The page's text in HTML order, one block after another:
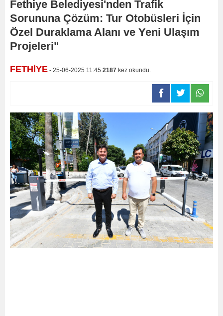
Fethiye Belediyesi'nden Trafik
Sorununa Çözüm: Tur Otobüsleri İçin
Özel Duraklama Alanı ve Yeni Ulaşım
Projeleri"
FETHİYE - 25-06-2025 11:45 2187 kez okundu.